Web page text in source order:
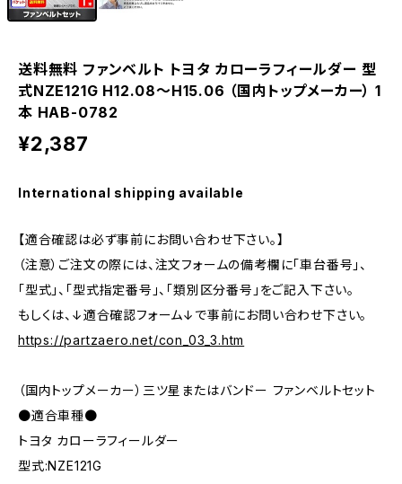
送料無料 ファンベルト トヨタ カローラフィールダー 型
式NZE121G H12.08～H15.06 （国内トップメーカー） 1
本 HAB-0782
¥2,387
International shipping available
【適合確認は必ず事前にお問い合わせ下さい。】
（注意）ご注文の際には、注文フォームの備考欄に「車台番号」、
「型式」、「型式指定番号」、「類別区分番号」をご記入下さい。
もしくは、↓適合確認フォーム↓で事前にお問い合わせ下さい。
https://partzaero.net/con_03_3.htm
（国内トップメーカー）三ツ星またはバンドー ファンベルトセット
●適合車種●
トヨタ カローラフィールダー
型式:NZE121G